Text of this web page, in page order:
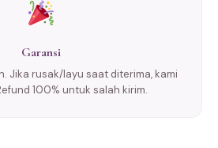
Garansi
Jika rusak/layu saat diterima, kami
100% untuk salah kirim.